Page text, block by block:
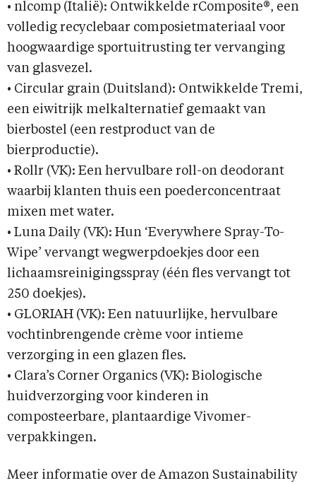
• nlcomp (Italië): Ontwikkelde rComposite®, een
volledig recyclebaar composietmateriaal voor
hoogwaardige sportuitrusting ter vervanging
van glasvezel.
• Circular grain (Duitsland): Ontwikkelde Tremi,
een eiwitrijk melkalternatief gemaakt van
bierbostel (een restproduct van de
bierproductie).
• Rollr (VK): Een hervulbare roll-on deodorant
waarbij klanten thuis een poederconcentraat
mixen met water.
• Luna Daily (VK): Hun ‘Everywhere Spray-To-
Wipe’ vervangt wegwerpdoekjes door een
lichaamsreinigingsspray (één fles vervangt tot
250 doekjes).
• GLORIAH (VK): Een natuurlijke, hervulbare
vochtinbrengende crème voor intieme
verzorging in een glazen fles.
• Clara’s Corner Organics (VK): Biologische
huidverzorging voor kinderen in
composteerbare, plantaardige Vivomer-
verpakkingen.
Meer informatie over de Amazon Sustainability